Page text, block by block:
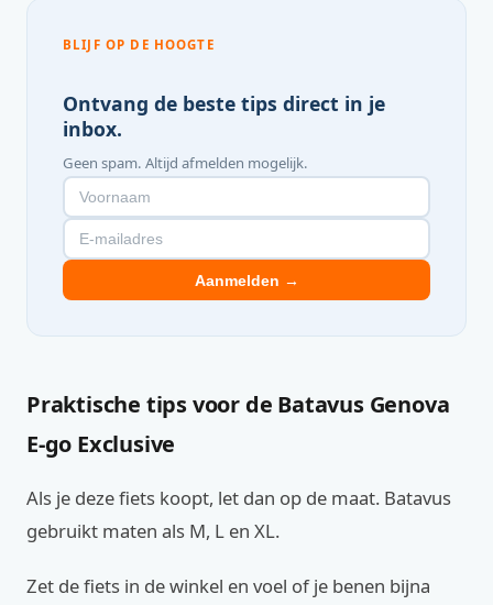
BLIJF OP DE HOOGTE
Ontvang de beste tips direct in je
inbox.
Geen spam. Altijd afmelden mogelijk.
Aanmelden →
Praktische tips voor de Batavus Genova
E-go Exclusive
Als je deze fiets koopt, let dan op de maat. Batavus
gebruikt maten als M, L en XL.
Zet de fiets in de winkel en voel of je benen bijna